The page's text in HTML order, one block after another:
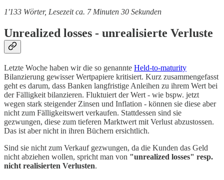
1'133 Wörter, Lesezeit ca. 7 Minuten 30 Sekunden
Unrealized losses - unrealisierte Verluste
Letzte Woche haben wir die so genannte Held-to-maturity
Bilanzierung gewisser Wertpapiere kritisiert. Kurz zusammengefasst
geht es darum, dass Banken langfristige Anleihen zu ihrem Wert bei
der Fälligkeit bilanzieren. Fluktuiert der Wert - wie bspw. jetzt
wegen stark steigender Zinsen und Inflation - können sie diese aber
nicht zum Fälligkeitswert verkaufen. Stattdessen sind sie
gezwungen, diese zum tieferen Marktwert mit Verlust abzustossen.
Das ist aber nicht in ihren Büchern ersichtlich.
Sind sie nicht zum Verkauf gezwungen, da die Kunden das Geld
nicht abziehen wollen, spricht man von "unrealized losses" resp.
nicht realisierten Verlusten.